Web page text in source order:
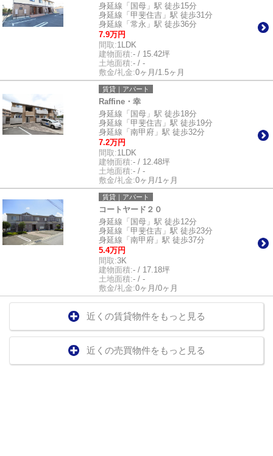
身延線「国母」駅 徒歩15分
身延線「甲斐住吉」駅 徒歩31分
身延線「常永」駅 徒歩36分
7.9万円
間取:1LDK
建物面積:- / 15.42坪
土地面積:- / -
敷金/礼金:0ヶ月/1.5ヶ月
賃貸｜アパート
Raffine・幸
身延線「国母」駅 徒歩18分
身延線「甲斐住吉」駅 徒歩19分
身延線「南甲府」駅 徒歩32分
7.2万円
間取:1LDK
建物面積:- / 12.48坪
土地面積:- / -
敷金/礼金:0ヶ月/1ヶ月
賃貸｜アパート
コートヤード２０
身延線「国母」駅 徒歩12分
身延線「甲斐住吉」駅 徒歩23分
身延線「南甲府」駅 徒歩37分
5.4万円
間取:3K
建物面積:- / 17.18坪
土地面積:- / -
敷金/礼金:0ヶ月/0ヶ月
近くの賃貸物件をもっと見る
近くの売買物件をもっと見る